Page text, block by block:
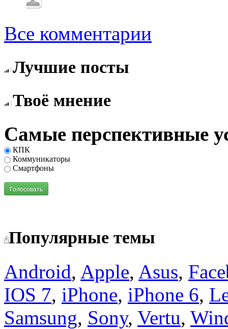
Все комментарии
Лучшие посты
Твоё мнение
Самые перспективные
КПК
Коммуникаторы
Смартфоны
Голосовать
Популярные темы
Android, Apple, Asus,
IOS 7, iPhone, iPhone 6,
Samsung, Sony, Vertu,